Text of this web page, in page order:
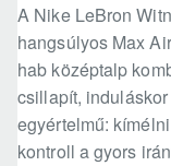
A Nike LeBron
hangsúlyos Max
hab középtalp
csillapít,
egyértelmű:
kontroll a gyors